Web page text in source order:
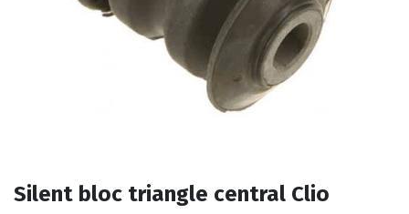
Silent bloc triangle central Clio